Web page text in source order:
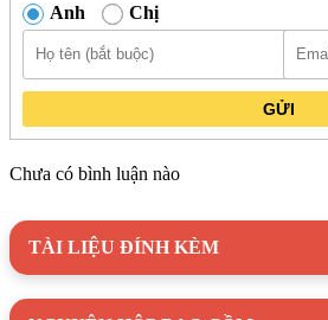
Anh Chị
GỬI
Chưa có bình luận nào
TÀI LIỆU ĐÍNH KÈM